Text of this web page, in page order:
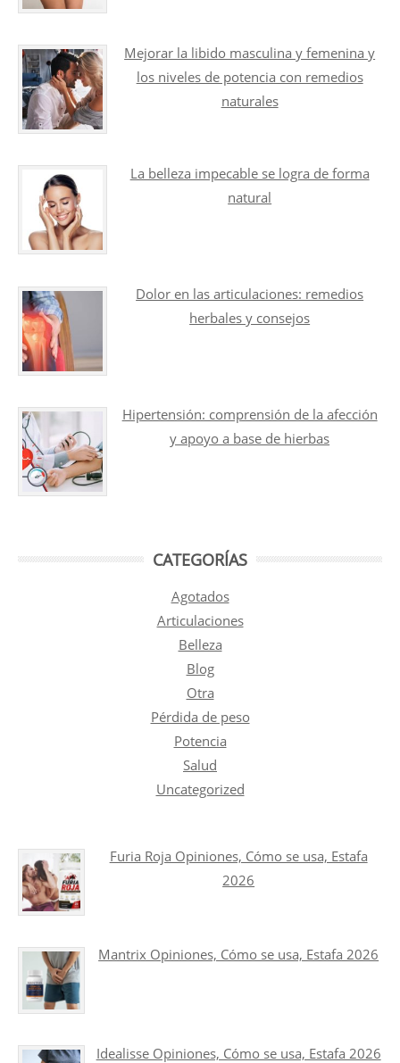
Mejorar la libido masculina y femenina y
los niveles de potencia con remedios
naturales
La belleza impecable se logra de forma
natural
Dolor en las articulaciones: remedios
herbales y consejos
Hipertensión: comprensión de la afección
y apoyo a base de hierbas
CATEGORÍAS
Agotados
Articulaciones
Belleza
Blog
Otra
Pérdida de peso
Potencia
Salud
Uncategorized
Furia Roja Opiniones, Cómo se usa, Estafa
2026
Mantrix Opiniones, Cómo se usa, Estafa 2026
Idealisse Opiniones, Cómo se usa, Estafa 2026